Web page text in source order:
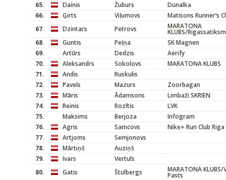
65.
Dainis Žuburs
Dunalka
66.
Ģirts Viļumovs
Matisons Runner’s
67.
Dzintars Petrovs MARATONA
KLUBS/
68.
Guntis Peļņa
SK Magnen
69.
Artūrs Dedzis
Aerify
70.
Aleksandrs Sokolovs
MARATONA KLUBS
71.
Andis
Ruskulis
72.
Pavels Mazurs
Zoorbagan
73.
Māris Ādamsons
Limbaži SKRIEN
74.
Reinis Rozītis
LVK
75.
Maksims Berjoza
Infogram
76.
Agris Samcovs
Nike+ Run Club Riga
77.
Artjoms
Semjonovs
78.
Mārtiņš
Auziņš
79.
Ivars
Vertuls
80.
Gatis Štulbergs MARATONA
Pasts